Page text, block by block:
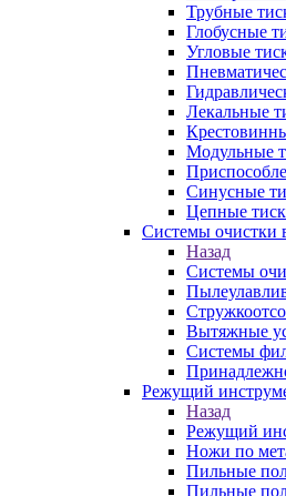
Трубные
Глобусные
Угловые
Лекальные
Модульные
Синусные
Цепные
Системы очистки
Назад
Системы
Вытяжные
Системы
Режущий
Назад
Режущий
Ножи по
Пильные
Пильные